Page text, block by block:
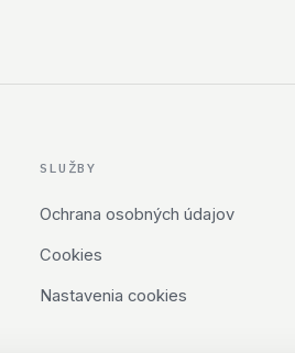
SLUŽBY
Ochrana osobných údajov
Cookies
Nastavenia cookies